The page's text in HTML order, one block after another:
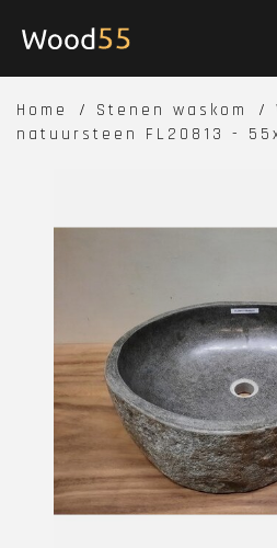
Home Stenen waskom
natuursteen FL20813 -